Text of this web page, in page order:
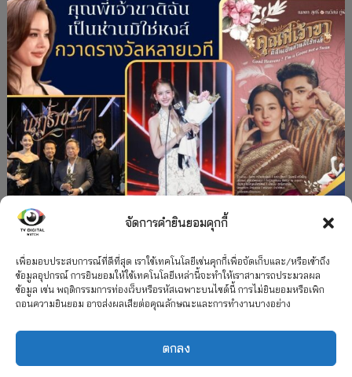
จัดการคำยินยอมคุกกี้
เพื่อมอบประสบการณ์ที่ดีที่สุด เราใช้เทคโนโลยีเช่นคุกกี้เพื่อจัดเก็บและ/หรือเข้าถึง
ข้อมูลอุปกรณ์ การยินยอมให้ใช้เทคโนโลยีเหล่านี้จะทำให้เราสามารถประมวลผล
ข้อมูล เช่น พฤติกรรมการท่องเว็บหรือรหัสเฉพาะบนไซต์นี้ การไม่ยินยอมหรือเพิก
ถอนความยินยอม อาจส่งผลเสียต่อคุณลักษณะและการทำงานบางอย่าง
ตกลง
”คุณพี่เจ้าขาดิฉันเป็นห่านมิใช่หงส์” กวาดรางวัล
เพียบ จาก 8 เวที
2026 TV Digital Watch All Rights Reserved.